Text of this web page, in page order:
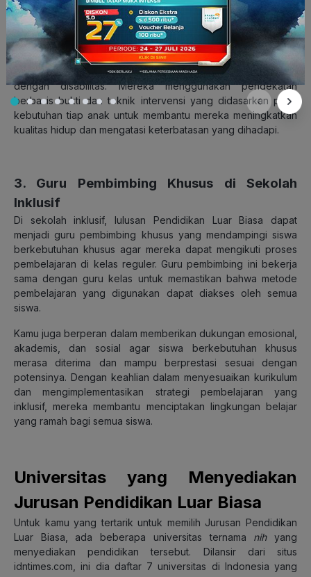
memberikan terapi edukatif, perilaku, atau perkembangan
untuk anak-anak dan remaja dengan kebutuhan khusus.
Terapis ini membantu meningkatkan kemampuan motorik,
kognitif, sosial, serta kemampuan berkomunikasi para individu
dengan disabilitas. Mereka menggunakan pendekatan
berbasis bukti dan teknik intervensi yang didasarkan pada
kebutuhan tiap anak untuk membantu mereka meningkatkan
kualitas hidup dan mengatasi keterbatasan yang dihadapi.
3. Guru Pembimbing Khusus di Sekolah
Inklusif
Di sekolah inklusif, lulusan Pendidikan Luar Biasa dapat
menjadi guru pembimbing khusus yang mendampingi siswa
berkebutuhan khusus agar mereka dapat mengikuti proses
pembelajaran di kelas reguler. Guru pembimbing ini bekerja
sama dengan guru kelas untuk memastikan bahwa metode
pembelajaran yang digunakan dapat diakses oleh semua
siswa.
Kamu juga berperan dalam memberikan dukungan emosional,
akademis, dan sosial agar siswa berkebutuhan khusus
merasa diterima dan mampu berprestasi sesuai dengan
potensinya. Dengan keahlian dalam menyesuaikan kurikulum
dan mengimplementasikan strategi pembelajaran yang
inklusif, mereka membantu menciptakan lingkungan belajar
yang ramah bagi semua siswa.
Universitas yang Menyediakan
Jurusan Pendidikan Luar Biasa
Untuk kamu yang tertarik untuk memilih Jurusan Pendidikan
Luar Biasa, ada beberapa universitas ternama nihyang
menyediakan pendidikan tersebut. Dilansir dari situs
idntimes.com, ini dia daftar 7 universitas di Indonesia yang